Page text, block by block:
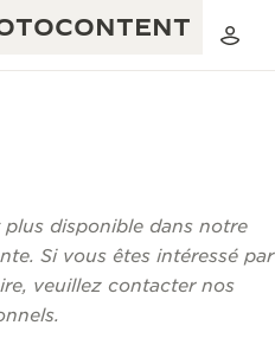
SHOW
190 ANS
BREVETS
disponible dans notre
Si vous êtes intéressé par
veuillez contacter nos